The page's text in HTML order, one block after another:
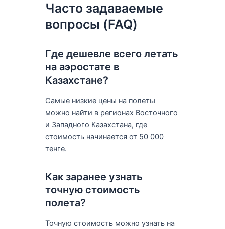
Часто задаваемые
вопросы (FAQ)
Где дешевле всего летать
на аэростате в
Казахстане?
Самые низкие цены на полеты
можно найти в регионах Восточного
и Западного Казахстана, где
стоимость начинается от 50 000
тенге.
Как заранее узнать
точную стоимость
полета?
Точную стоимость можно узнать на